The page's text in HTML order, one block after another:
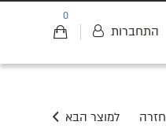
0
התחברות
למוצר הבא חזרה